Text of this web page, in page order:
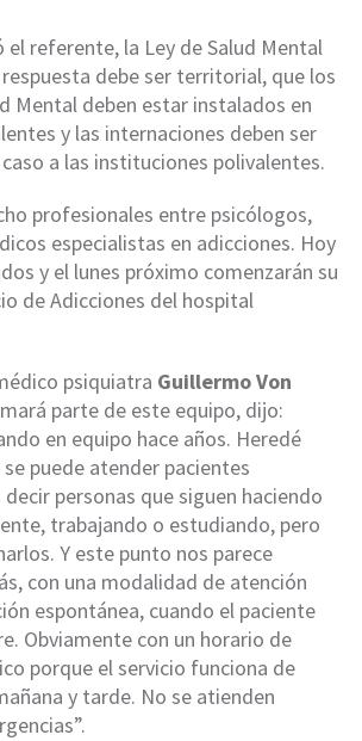
el referente, la Ley de Salud Mental
debe ser territorial, que los
Mental deben estar instalados en
y las internaciones deben ser
a las instituciones polivalentes.
profesionales entre psicólogos,
especialistas en adicciones. Hoy
y el lunes próximo comenzarán su
de Adicciones del hospital
psiquiatra Guillermo Von
parte de este equipo, dijo:
en equipo hace años. Heredé
puede atender pacientes
personas que siguen haciendo
trabajando o estudiando, pero
Y este punto nos parece
con una modalidad de atención
espontánea, cuando el paciente
Obviamente con un horario de
porque el servicio funciona de
y tarde. No se atienden